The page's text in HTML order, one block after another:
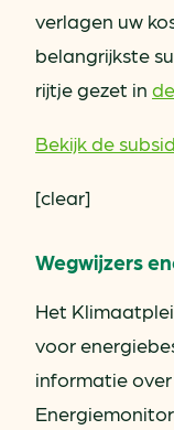
verlagen uw
belangrijkste
rijtje gezet in
Bekijk de
[clear]
Wegwijzers
Het
voor
informatie